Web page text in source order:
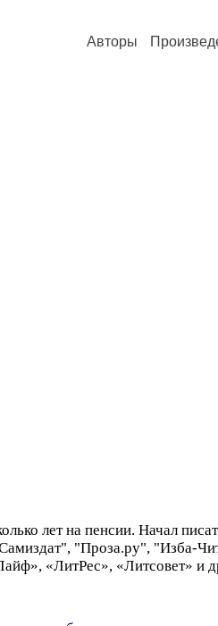
Авторы
лет на пенсии. Начал
"Проза.ру", "Изба-
«ЛитРес», «Литсовет» и